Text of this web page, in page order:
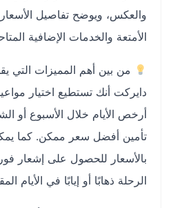
والعكس، ويوضح تفاصيل الأسعار، مدة
الأمتعة والخدمات الإضافية المتاحة
من بين أهم المميزات التي
دايركت أنك تستطيع اختيار مواعيد
أرخص الأيام خلال الأسبوع أو
تأمين أفضل سعر ممكن. كما يمكنك
بالأسعار للحصول على إشعار فوري
الرحلة ذهابًا أو إيابًا في الأيام المقبلة.